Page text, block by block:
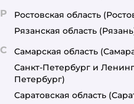
Р Ростовская область
Рязанская область
С Самарская область
Санкт-Петербург и
Петербург)
Саратовская область